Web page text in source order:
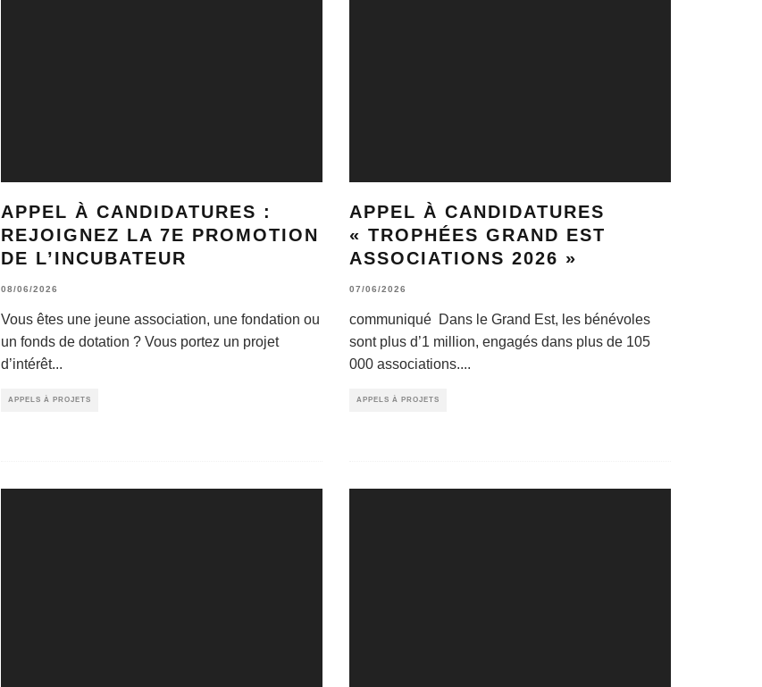
APPEL À CANDIDATURES :
REJOIGNEZ LA 7E PROMOTION
DE L’INCUBATEUR
08/06/2026
Vous êtes une jeune association, une fondation ou
un fonds de dotation ? Vous portez un projet
d’intérêt...
APPELS À PROJETS
APPEL À CANDIDATURES
« TROPHÉES GRAND EST
ASSOCIATIONS 2026 »
07/06/2026
communiqué Dans le Grand Est, les bénévoles
sont plus d’1 million, engagés dans plus de 105
000 associations....
APPELS À PROJETS